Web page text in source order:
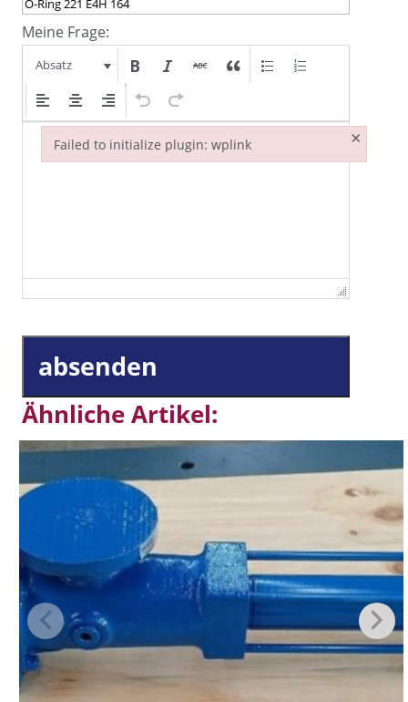
Meine Frage:
Absatz
absenden
Ähnliche Artikel:
Failed to initialize plugin: wplink ×
Failed to initialize plugin: wplink